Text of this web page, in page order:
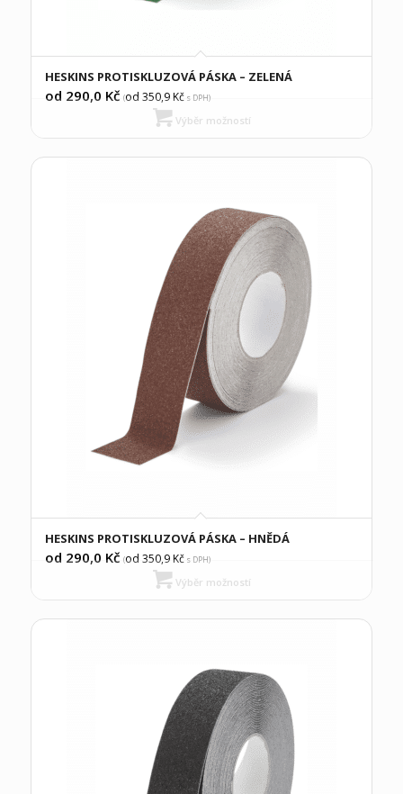
HESKINS PROTISKLUZOVÁ PÁSKA – ZELENÁ
od 290,0 Kč (od 350,9Kčs DPH)
Výběr možností
HESKINS PROTISKLUZOVÁ PÁSKA – HNĚDÁ
od 290,0 Kč (od 350,9Kčs DPH)
Výběr možností